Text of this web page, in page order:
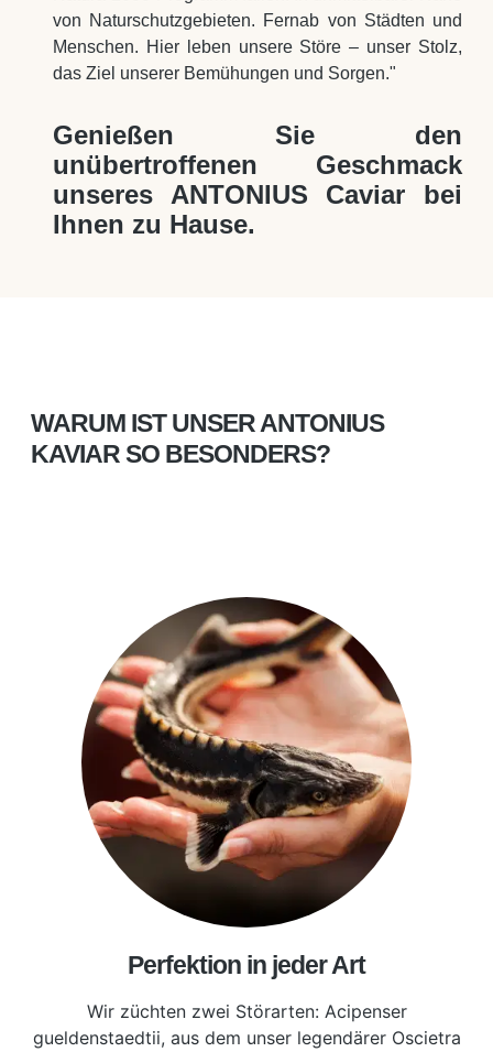
von Naturschutzgebieten. Fernab von Städten und
Menschen. Hier leben unsere Störe – unser Stolz,
das Ziel unserer Bemühungen und Sorgen."
Genießen Sie den
unübertroffenen Geschmack
unseres ANTONIUS Caviar bei
Ihnen zu Hause.
WARUM IST UNSER ANTONIUS
KAVIAR SO BESONDERS?
Perfektion in jeder Art
Wir züchten zwei Störarten: Acipenser
gueldenstaedtii, aus dem unser legendärer Oscietra